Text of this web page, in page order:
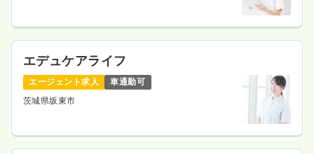
エデュケアライフ
エージェント求人
車通勤可
茨城県坂東市